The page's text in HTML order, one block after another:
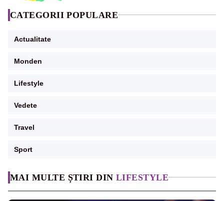
MAI MULTE ȘTIRI DIN LIFESTYLE
CATEGORII POPULARE
Actualitate
Monden
Lifestyle
Vedete
Travel
Sport